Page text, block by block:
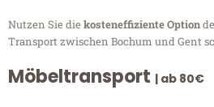
Nutzen Sie diekosteneffiziente Option
Transport zwischen Bochum und Gent
Möbeltransport | ab 80€